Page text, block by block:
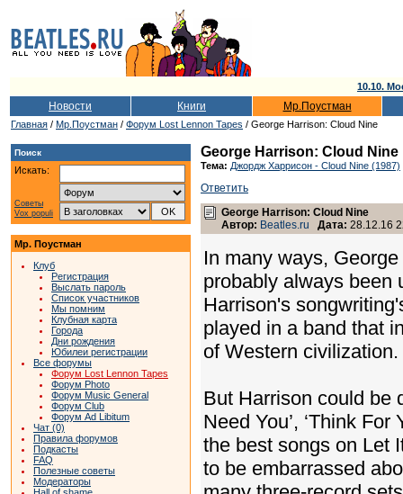
10.10.
Новости Книги Мр.Поустман
Главная / Мр.Поустман / Форум Lost Lennon Tapes / George Harrison: Cloud Nine
Поиск
Искать:
Советы
Vox populi
Мр. Поустман
Клуб
Регистрация
Выслать пароль
Список участников
Мы помним
Клубная карта
Города
Дни рождения
Юбилеи регистрации
Все форумы
Форум Lost Lennon Tapes
Форум Photo
Форум Music General
Форум Club
Форум Ad Libitum
Чат (0)
Правила форумов
Подкасты
FAQ
Полезные советы
Модераторы
George Harrison: Cloud Nine
Тема: Джордж Харрисон - Cloud Nine (1987)
Ответить
George Harrison: Cloud Nine
Автор: Beatles.ru Дата: 28.12.16
In many ways,
probably always been
Harrison's
played in a band that
of Western civilization.
But Harrison could be
Need You’, ‘Think
the best songs on Let
to be embarrassed